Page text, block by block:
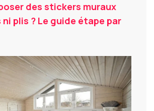
des stickers muraux
ni plis ? Le guide étape par